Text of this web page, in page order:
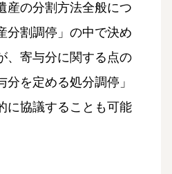
産の分割方法全般につ
分割調停」の中で決め
、寄与分に関する点の
を定める処分調停」
に協議することも可能